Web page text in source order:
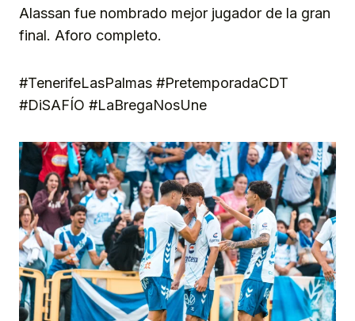
Alassan fue nombrado mejor jugador de la gran
final. Aforo completo.
#TenerifeLasPalmas #PretemporadaCDT
#DiSAFÍO #LaBregaNosUne